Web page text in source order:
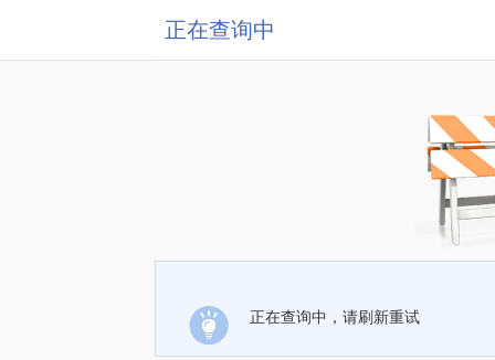
正在查询中
正在查询中，请刷新重试